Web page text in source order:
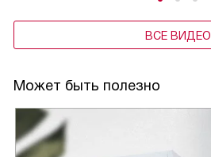
ВСЕ ВИДЕО
Может быть полезно